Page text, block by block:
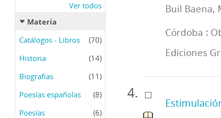
Ver todos
Materia
Catálogos - Libros
(70)
Historia
(14)
Biografías
(11)
Poesías españolas
(8)
Poesías
(6)
Buil Baena,
Córdoba :
Ediciones